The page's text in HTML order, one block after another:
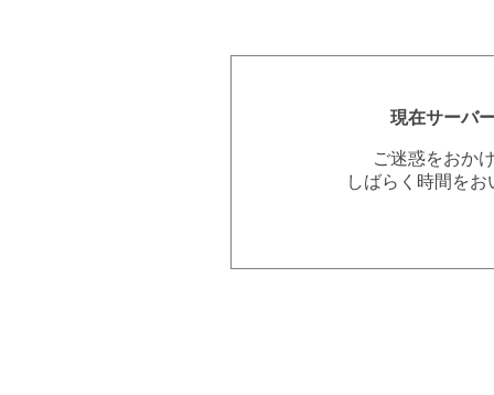
現在サーバ
ご迷惑をおか
しばらく時間を